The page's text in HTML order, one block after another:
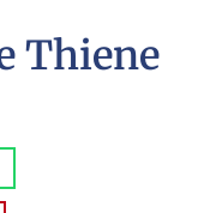
-
f
Thiene